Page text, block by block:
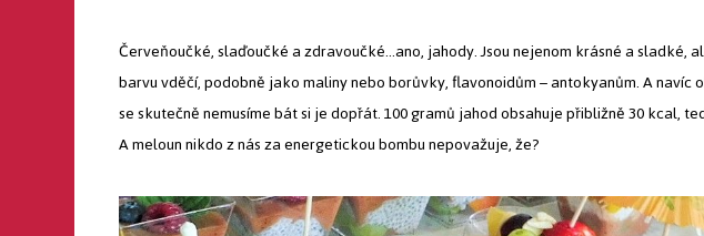
Červeňoučké, slaďoučké a zdravoučké…ano, jahody. Jsou nejenom krásné a sladké,
barvu vděčí, podobně jako maliny nebo borůvky, flavonoidům – antokyanům. A navíc
se skutečně nemusíme bát si je dopřát. 100 gramů jahod obsahuje přibližně 30 kcal,
A meloun nikdo z nás za energetickou bombu nepovažuje, že?